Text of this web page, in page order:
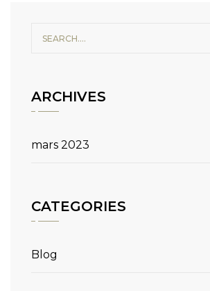
ARCHIVES
mars 2023
CATEGORIES
Blog